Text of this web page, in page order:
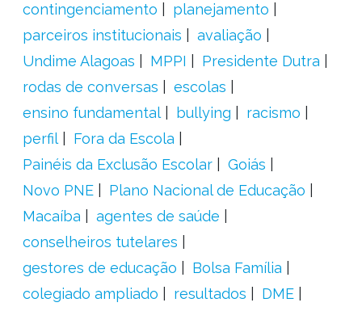
contingenciamento
planejamento
parceiros institucionais
avaliação
Undime Alagoas
MPPI
Presidente Dutra
rodas de conversas
escolas
ensino fundamental
bullying
racismo
perfil
Fora da Escola
Painéis da Exclusão Escolar
Goiás
Novo PNE
Plano Nacional de Educação
Macaíba
agentes de saúde
conselheiros tutelares
gestores de educação
Bolsa Família
colegiado ampliado
resultados DME